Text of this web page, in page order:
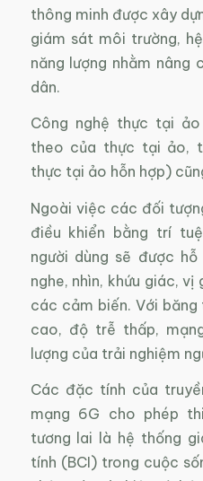
thông minh được xây
giám sát môi trường,
năng lượng nhằm nâng
dân.
Công nghệ thực tại
theo của thực tại ảo,
thực tại ảo hỗn hợp)
Ngoài việc các đối
điều khiển bằng trí
người dùng sẽ được
nghe, nhìn, khứu giác,
các cảm biến. Với
cao, độ trễ thấp,
lượng của trải nghiệm
Các đặc tính của
mạng 6G cho phép
tương lai là hệ thống
tính (BCI) trong cuộc